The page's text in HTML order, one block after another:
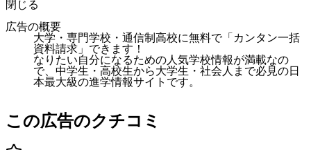
閉じる
広告の概要
大学・専門学校・通信制高校に無料で「カンタン一括
資料請求」できます！
なりたい自分になるための人気学校情報が満載なの
で、中学生・高校生から大学生・社会人まで必見の日
本最大級の進学情報サイトです。
この広告のクチコミ